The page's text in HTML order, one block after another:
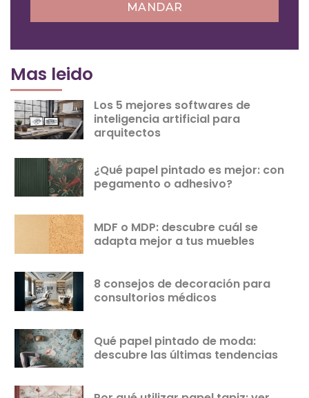
MANDAR
Mas leido
Los 5 mejores softwares de
inteligencia artificial para
arquitectos
¿Qué papel pintado es mejor: con
pegamento o adhesivo?
MDF o MDP: descubre cuál se
adapta mejor a tus muebles
8 consejos de decoración para
consultorios médicos
Qué papel pintado de moda:
descubre las últimas tendencias